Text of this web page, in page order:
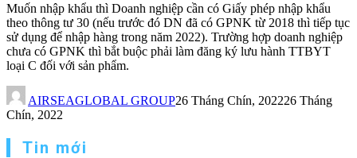
Muốn nhập khẩu thì Doanh nghiệp cần có Giấy phép nhập khẩu
theo thông tư 30 (nếu trước đó DN đã có GPNK từ 2018 thì tiếp tục
sử dụng để nhập hàng trong năm 2022). Trường hợp doanh nghiệp
chưa có GPNK thì bắt buộc phải làm đăng ký lưu hành TTBYT
loại C đối với sản phẩm.
AIRSEAGLOBAL GROUP26 Tháng Chín, 202226 Tháng
Chín, 2022
Tin mới